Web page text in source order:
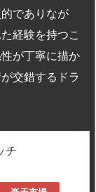
でありなが
経験を持つこ
が丁寧に描か
交錯するドラ
チ